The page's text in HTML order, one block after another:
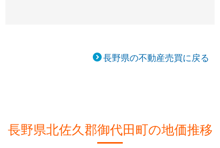
長野県の不動産売買に戻る
長野県北佐久郡御代田町の地価推移